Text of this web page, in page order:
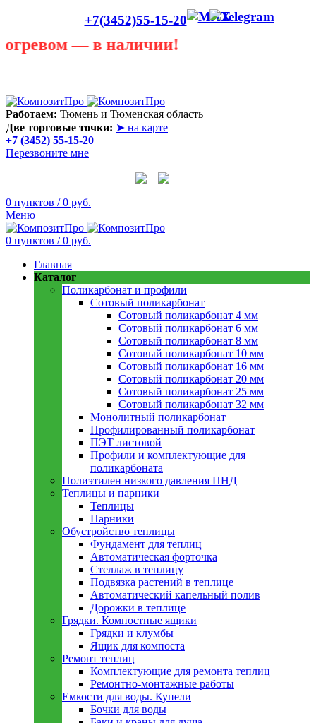
+7(3452)55-15-20
— в наличии!
Работаем: Тюмень и Тюменская область
Две торговые точки: ➤ на карте
+7 (3452) 55-15-20
Перезвоните мне
0 пунктов / 0 руб.
Меню
0 пунктов / 0 руб.
Главная
Каталог
Поликарбонат и профили
Сотовый поликарбонат
Сотовый поликарбонат 4 мм
Сотовый поликарбонат 6 мм
Сотовый поликарбонат 8 мм
Сотовый поликарбонат 10 мм
Сотовый поликарбонат 16 мм
Сотовый поликарбонат 20 мм
Сотовый поликарбонат 25 мм
Сотовый поликарбонат 32 мм
Монолитный поликарбонат
Профилированный поликарбонат
ПЭТ листовой
Профили и комплектующие для
поликарбоната
Полиэтилен низкого давления ПНД
Теплицы и парники
Теплицы
Парники
Обустройство теплицы
Фундамент для теплиц
Автоматическая форточка
Стеллаж в теплицу
Подвязка растений в теплице
Автоматический капельный полив
Дорожки в теплице
Грядки. Компостные ящики
Грядки и клумбы
Ящик для компоста
Ремонт теплиц
Комплектующие для ремонта теплиц
Ремонтно-монтажные работы
Емкости для воды. Купели
Бочки для воды